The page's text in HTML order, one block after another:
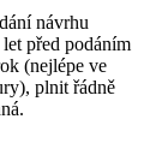
návrhu
před podáním
(nejlépe ve
plnit řádně